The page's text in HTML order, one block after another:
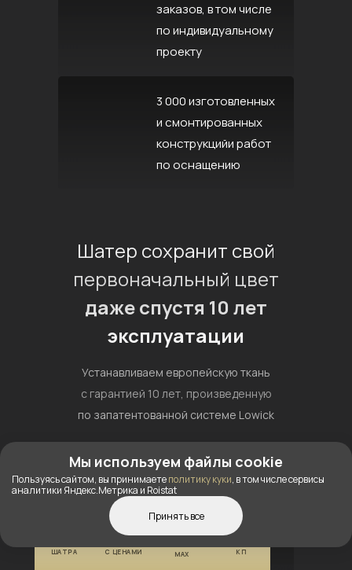
ШАТРА
С ЦЕНАМИ
MAX
КП
заказов, в том числе
по индивидуальному
проекту
3 000 изготовленных
и смонтированных
конструкцийи работ
по оснащению
Шатер сохранит свой
первоначальный цвет
даже спустя 10 лет
эксплуатации
Устанавливаем европейскую ткань
с гарантией 10 лет, произведенную
по запатентованной системе Lowick
Специальный раствор исключает
попадание воды в местах сплетений,
благодаря чему у шатра:
Мы используем файлы cookie
Пользуясь сайтом, вы принимаетеполитику куки, в том числе сервисы
аналитики Яндекс.Метрика и Roistat
Принять все